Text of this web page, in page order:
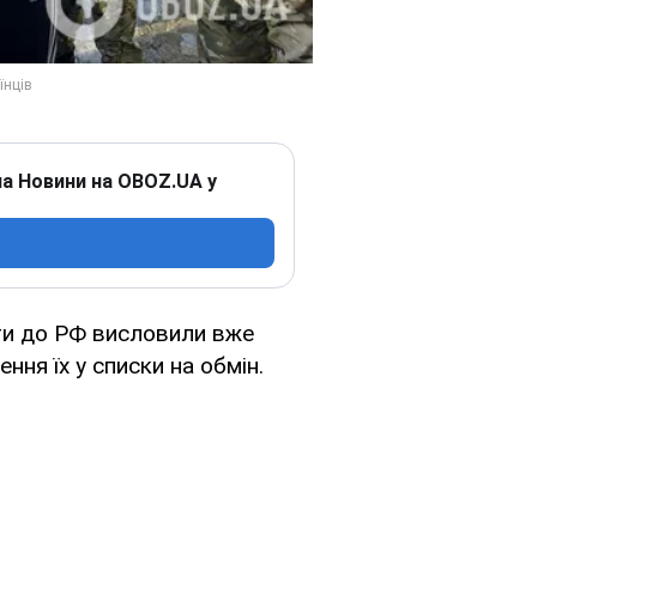
Новини на OBOZ.UA у
до РФ висловили вже
їх у списки на обмін.